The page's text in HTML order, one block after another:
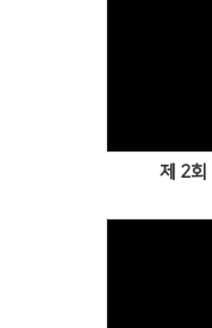
제 2회